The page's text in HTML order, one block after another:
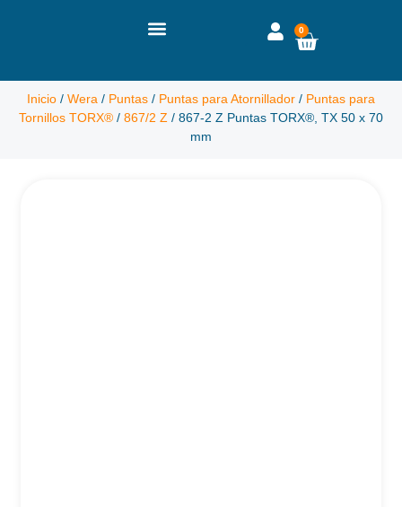
0
Inicio / Wera / Puntas / Puntas para Atornillador / Puntas para
Tornillos TORX® / 867/2 Z / 867-2 Z Puntas TORX®, TX 50 x 70
mm